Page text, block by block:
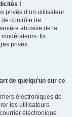
!
privés d’un utilisateur
contrôle de
abusive de la
Ils
privés.
de quelqu’un sur ce
électroniques de
les utilisateurs
électronique